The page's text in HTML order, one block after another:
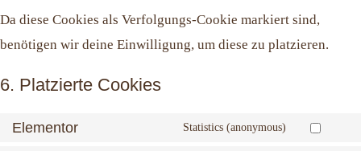
Da diese Cookies als Verfolgungs-Cookie markiert sind,
benötigen wir deine Einwilligung, um diese zu platzieren.
6. Platzierte Cookies
Elementor Statistics (anonymous)